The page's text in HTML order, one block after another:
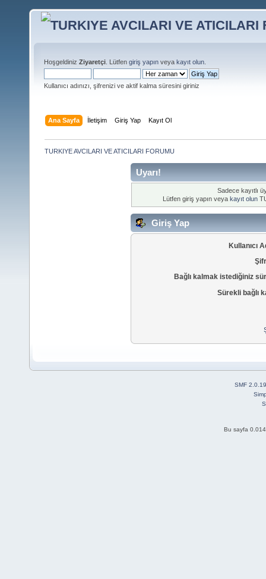
Hoşgeldiniz Ziyaretçi . Lütfen giriş yapın veya kayıt olun
Kullanıcı adınızı, şifrenizi ve aktif kalma süresini giriniz
Ana Sayfa İletişim Giriş Yap Kayıt Ol
TURKIYE AVCILARI VE ATICILARI FORUMU
Uyarı!
Sadece kayıtlı
Lütfen giriş yapın veya kayıt olun
Giriş Yap
Kullanıcı
Bağlı kalmak istediğiniz
Sürekli bağlı
SMF 2.0.19
Bu sayfa